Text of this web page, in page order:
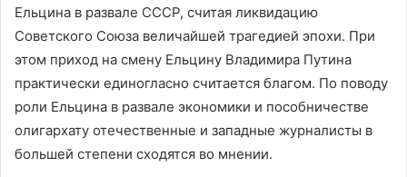
Ельцина в развале СССР, считая ликвидацию
Советского Союза величайшей трагедией эпохи. При
этом приход на смену Ельцину Владимира Путина
практически единогласно считается благом. По поводу
роли Ельцина в развале экономики и пособничестве
олигархату отечественные и западные журналисты в
большей степени сходятся во мнении.